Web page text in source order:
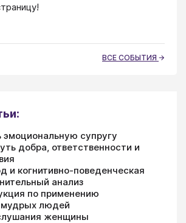
ВСЕ СОБЫТИЯ
эмоциональную супругу
добра, ответственности и
и когнитивно-поведенческая
анализ
по применению
мудрых людей
женщины